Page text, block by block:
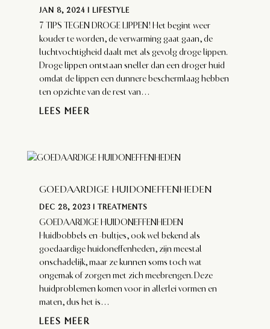
JAN 8, 2024| LIFESTYLE
7 TIPS TEGEN DROGE LIPPEN! Het begint weer
kouder te worden, de verwarming gaat gaan, de
luchtvochtigheid daalt met als gevolg droge lippen.
Droge lippen ontstaan sneller dan een droger huid
omdat de lippen een dunnere beschermlaag hebben
ten opzichte van de rest van...
LEES MEER
GOEDAARDIGE HUIDONEFFENHEDEN
DEC 28, 2023| TREATMENTS
GOEDAARDIGE HUIDONEFFENHEDEN
Huidbobbels en -bultjes, ook wel bekend als
goedaardige huidoneffenheden, zijn meestal
onschadelijk, maar ze kunnen soms toch wat
ongemak of zorgen met zich meebrengen. Deze
huidproblemen komen voor in allerlei vormen en
maten, dus het is...
LEES MEER